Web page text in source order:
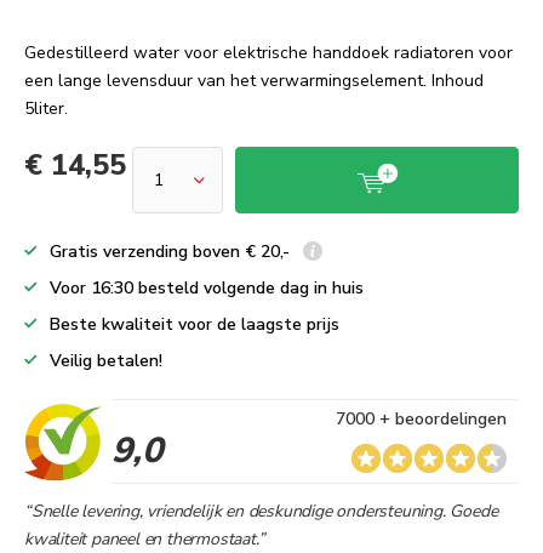
Gedestilleerd water voor elektrische handdoek radiatoren voor
een lange levensduur van het verwarmingselement. Inhoud
5liter.
€ 14,55
Gratis verzending boven € 20,-
Voor 16:30 besteld volgende dag in huis
Beste kwaliteit voor de laagste prijs
Veilig betalen!
9,0
7000 + beoordelingen
“Snelle levering, vriendelijk en deskundige ondersteuning. Goede
kwaliteit paneel en thermostaat.”